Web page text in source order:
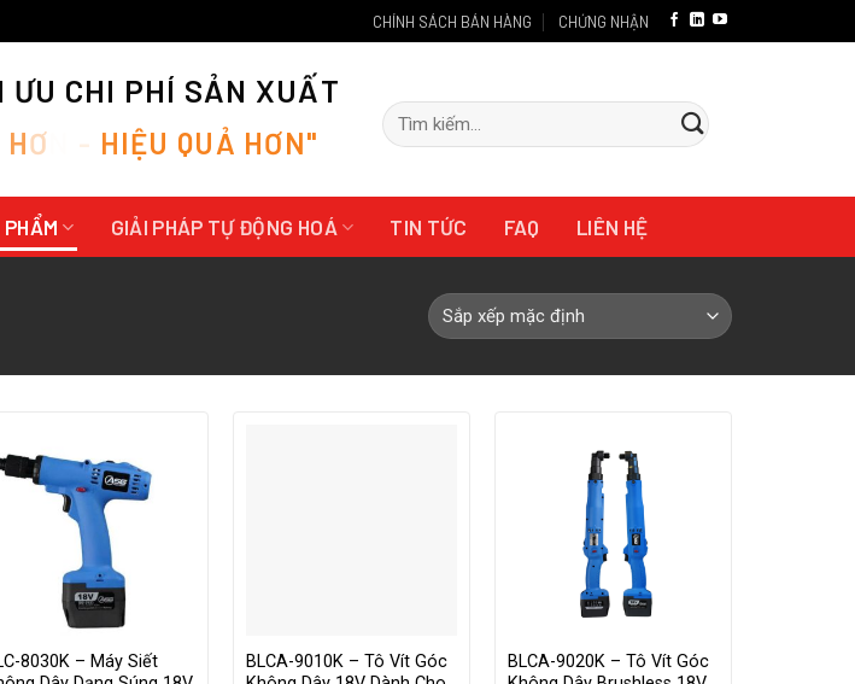
CHÍNH SÁCH BÁN HÀNG CHỨNG NHẬN
ƯU CHI PHÍ SẢN XUẤT
HƠ - HIỆU QUẢ HƠN"
Tìm
kiếm:
GIẢI PHÁP TỰ ĐỘNG HOÁ TIN TỨC FAQ LIÊN HỆ
8030K – Máy Siết
BLCA-9010K – Tô Vít Góc
BLCA-9020K – Tô Vít Góc